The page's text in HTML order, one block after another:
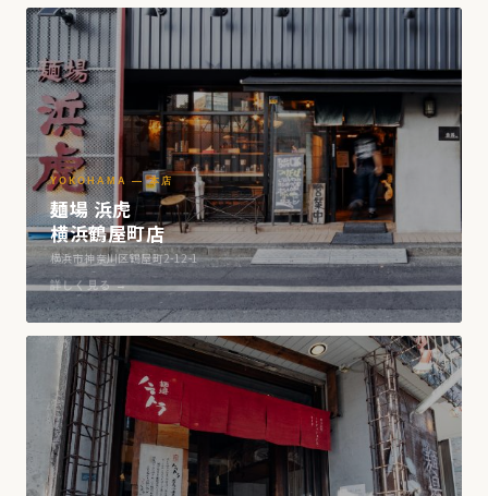
YOKOHAMA — 本店
麺場 浜虎
横浜鶴屋町店
横浜市神奈川区鶴屋町2-12-1
詳しく見る →